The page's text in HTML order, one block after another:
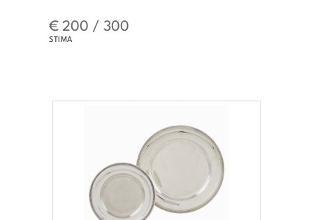
€ 200 / 300
STIMA